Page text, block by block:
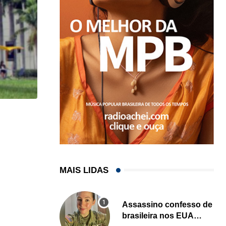
HISTÓRICO
Açaí é reconhecido oficialmente como fruto
MAIS LIDAS
Assassino confesso de
brasileira nos EUA